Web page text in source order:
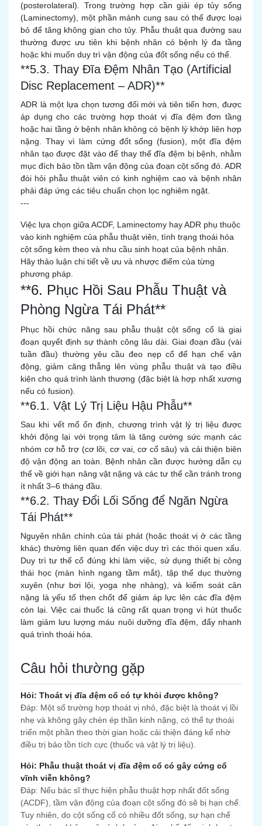
(posterolateral). Trong trường hợp cần giải ép tủy sống
(Laminectomy), một phần mảnh cung sau có thể được loại
bỏ để tăng không gian cho tủy. Phẫu thuật qua đường sau
thường được ưu tiên khi bệnh nhân có bệnh lý đa tầng
hoặc khi muốn duy trì vận động của đốt sống nếu có thể.
**5.3. Thay Đĩa Đệm Nhân Tạo (Artificial
Disc Replacement – ADR)**
ADR là một lựa chọn tương đối mới và tiên tiến hơn, được
áp dụng cho các trường hợp thoát vị đĩa đệm đơn tầng
hoặc hai tầng ở bệnh nhân không có bệnh lý khớp liên hợp
nặng. Thay vì làm cứng đốt sống (fusion), một đĩa đệm
nhân tạo được đặt vào để thay thế đĩa đệm bị bệnh, nhằm
mục đích bảo tồn tầm vận động của đoạn cột sống đó. ADR
đòi hỏi phẫu thuật viên có kinh nghiệm cao và bệnh nhân
phải đáp ứng các tiêu chuẩn chọn lọc nghiêm ngặt.
---
Việc lựa chọn giữa ACDF, Laminectomy hay ADR phụ thuộc
vào kinh nghiệm của phẫu thuật viên, tình trạng thoái hóa
cột sống kèm theo và nhu cầu sinh hoạt của bệnh nhân.
Hãy thảo luận chi tiết về ưu và nhược điểm của từng
phương pháp.
**6. Phục Hồi Sau Phẫu Thuật và
Phòng Ngừa Tái Phát**
Phục hồi chức năng sau phẫu thuật cột sống cổ là giai
đoạn quyết định sự thành công lâu dài. Giai đoạn đầu (vài
tuần đầu) thường yêu cầu đeo nẹp cổ để hạn chế vận
động, giảm căng thẳng lên vùng phẫu thuật và tạo điều
kiện cho quá trình lành thương (đặc biệt là hợp nhất xương
nếu có fusion).
**6.1. Vật Lý Trị Liệu Hậu Phẫu**
Sau khi vết mổ ổn định, chương trình vật lý trị liệu được
khởi động lại với trọng tâm là tăng cường sức mạnh các
nhóm cơ hỗ trợ (cơ lõi, cơ vai, cơ cổ sâu) và cải thiện biên
độ vận động an toàn. Bệnh nhân cần được hướng dẫn cụ
thể về giới hạn nâng vật nặng và các tư thế cần tránh trong
ít nhất 3–6 tháng đầu.
**6.2. Thay Đổi Lối Sống để Ngăn Ngừa
Tái Phát**
Nguyên nhân chính của tái phát (hoặc thoát vị ở các tầng
khác) thường liên quan đến việc duy trì các thói quen xấu.
Duy trì tư thế cổ đúng khi làm việc, sử dụng thiết bị công
thái học (màn hình ngang tầm mắt), tập thể dục thường
xuyên (như bơi lội, yoga nhẹ nhàng), và kiểm soát cân
nặng là yếu tố then chốt để giảm áp lực lên các đĩa đệm
còn lại. Việc cai thuốc lá cũng rất quan trọng vì hút thuốc
làm giảm lưu lượng máu nuôi dưỡng đĩa đệm, đẩy nhanh
quá trình thoái hóa.
Câu hỏi thường gặp
Hỏi: Thoát vị đĩa đệm cổ có tự khỏi được không?
Đáp: Một số trường hợp thoát vị nhỏ, đặc biệt là thoát vị lồi
nhẹ và không gây chèn ép thần kinh nặng, có thể tự thoái
triển một phần theo thời gian hoặc cải thiện đáng kể nhờ
điều trị bảo tồn tích cực (thuốc và vật lý trị liệu).
Hỏi: Phẫu thuật thoát vị đĩa đệm cổ có gây cứng cổ
vĩnh viễn không?
Đáp: Nếu bác sĩ thực hiện phẫu thuật hợp nhất đốt sống
(ACDF), tầm vận động của đoạn cột sống đó sẽ bị hạn chế.
Tuy nhiên, do cột sống cổ có nhiều đốt sống, sự hạn chế